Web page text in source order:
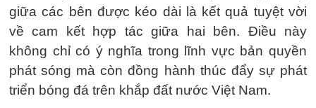
giữa các bên được kéo dài là kết quả tuyệt vời
về cam kết hợp tác giữa hai bên. Điều này
không chỉ có ý nghĩa trong lĩnh vực bản quyền
phát sóng mà còn đồng hành thúc đẩy sự phát
triển bóng đá trên khắp đất nước Việt Nam.